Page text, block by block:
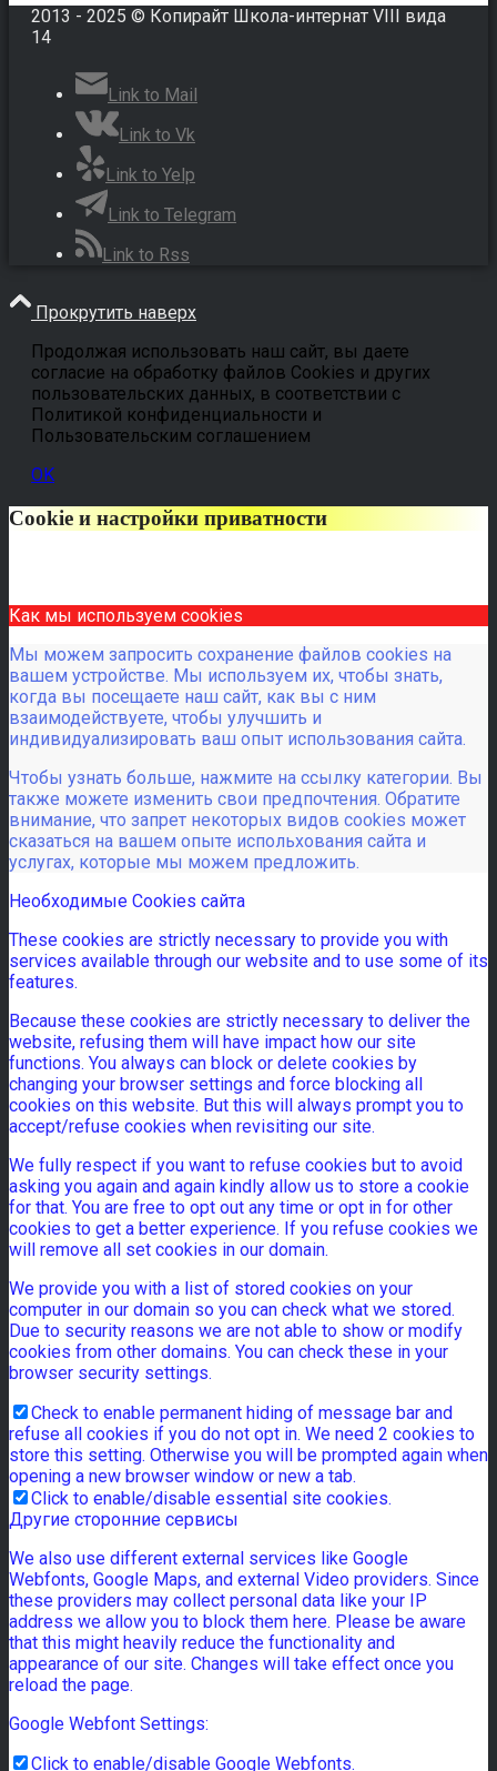
2013 - 2025 © Копирайт Школа-интернат VIII вида
14
Link to Mail
Link to Vk
Link to Yelp
Link to Telegram
Link to Rss
Прокрутить наверх
Продолжая использовать наш сайт, вы даете
согласие на обработку файлов Cookies и других
пользовательских данных, в соответствии с
Политикой конфиденциальности и
Пользовательским соглашением
OK
Cookie и настройки приватности
Как мы используем cookies
Мы можем запросить сохранение файлов cookies на
вашем устройстве. Мы используем их, чтобы знать,
когда вы посещаете наш сайт, как вы с ним
взаимодействуете, чтобы улучшить и
индивидуализировать ваш опыт использования сайта.
Чтобы узнать больше, нажмите на ссылку категории. Вы
также можете изменить свои предпочтения. Обратите
внимание, что запрет некоторых видов cookies может
сказаться на вашем опыте испольхования сайта и
услугах, которые мы можем предложить.
Необходимые Cookies сайта
These cookies are strictly necessary to provide you with
services available through our website and to use some of its
features.
Because these cookies are strictly necessary to deliver the
website, refusing them will have impact how our site
functions. You always can block or delete cookies by
changing your browser settings and force blocking all
cookies on this website. But this will always prompt you to
accept/refuse cookies when revisiting our site.
We fully respect if you want to refuse cookies but to avoid
asking you again and again kindly allow us to store a cookie
for that. You are free to opt out any time or opt in for other
cookies to get a better experience. If you refuse cookies we
will remove all set cookies in our domain.
We provide you with a list of stored cookies on your
computer in our domain so you can check what we stored.
Due to security reasons we are not able to show or modify
cookies from other domains. You can check these in your
browser security settings.
Check to enable permanent hiding of message bar and
refuse all cookies if you do not opt in. We need 2 cookies to
store this setting. Otherwise you will be prompted again when
opening a new browser window or new a tab.
Click to enable/disable essential site cookies.
Другие сторонние сервисы
We also use different external services like Google
Webfonts, Google Maps, and external Video providers. Since
these providers may collect personal data like your IP
address we allow you to block them here. Please be aware
that this might heavily reduce the functionality and
appearance of our site. Changes will take effect once you
reload the page.
Google Webfont Settings:
Click to enable/disable Google Webfonts.